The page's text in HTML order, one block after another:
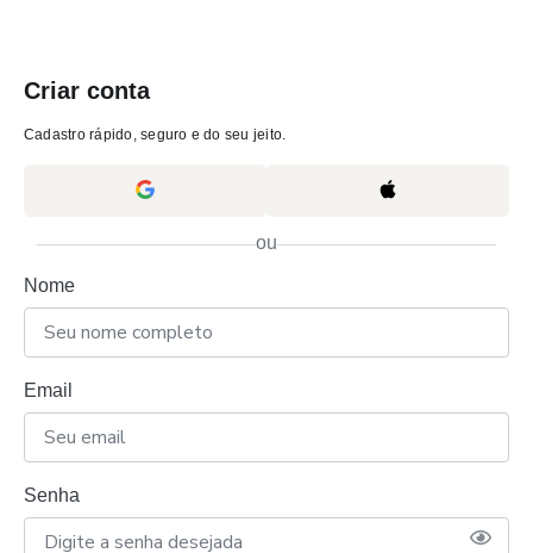
Criar conta
Cadastro rápido, seguro e do seu jeito.
ou
Nome
Email
Senha